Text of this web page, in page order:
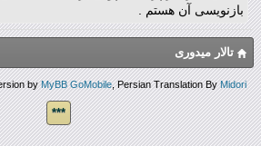
بازنویسی آن هستم .
تالار میدوری
byMyBB GoMobile, Persian Translation ByMidori
***